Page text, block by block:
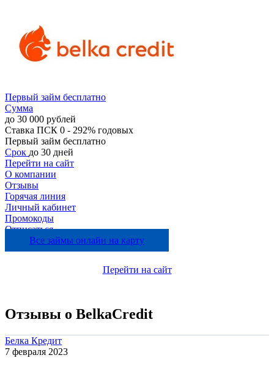
Первый займ бесплатно
Сумма
до 30 000 рублей
Ставка ПСК 0 - 292% годовых
Первый займ бесплатно
Срок до 30 дней
Перейти на сайт
О компании
Отзывы
Горячая линия
Личный кабинет
Промокоды
Отписаться
Все займы онлайн на карту
Перейти на сайт
Отзывы о BelkaCredit
Белка Кредит
7 февраля 2023